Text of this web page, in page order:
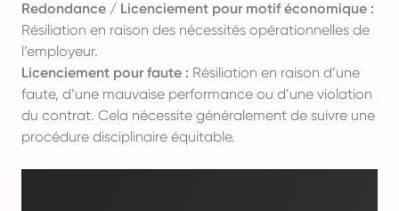
Redondance / Licenciement pour motif économique :
Résiliation en raison des nécessités opérationnelles de
l’employeur.
Licenciement pour faute : Résiliation en raison d’une
faute, d’une mauvaise performance ou d’une violation
du contrat. Cela nécessite généralement de suivre une
procédure disciplinaire équitable.